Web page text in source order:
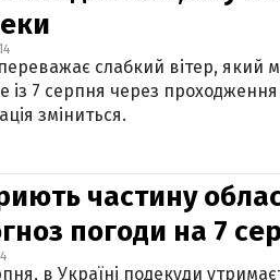
переважає слабкий вітер,
із 7 серпня через
зміниться.
частину
погоди на 7
в Україні подекуди